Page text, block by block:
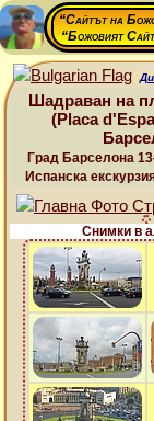
“Сайтът на
“Божовият
Шадраван на
(Placa
Град Барселона
Испанска
Снимки в